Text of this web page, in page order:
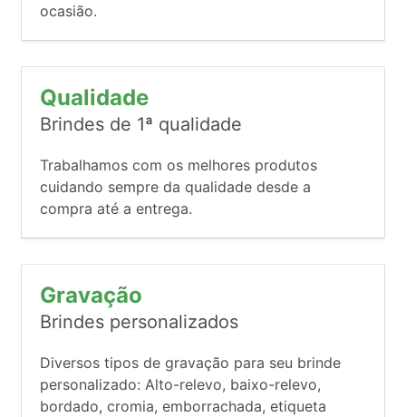
ocasião.
Qualidade
Brindes de 1ª qualidade
Trabalhamos com os melhores produtos
cuidando sempre da qualidade desde a
compra até a entrega.
Gravação
Brindes personalizados
Diversos tipos de gravação para seu brinde
personalizado: Alto-relevo, baixo-relevo,
bordado, cromia, emborrachada, etiqueta